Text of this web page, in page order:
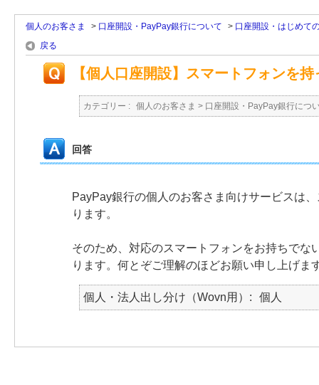
個人のお客さま > 口座開設・PayPay銀行について > 口座開設・はじめて
戻る
【個人口座開設】スマートフォンを
カテゴリー : 個人のお客さま > 口座開設・PayPay銀行につ
回答
PayPay銀行の個人のお客さま向けサービスは
ります。
そのため、対応のスマートフォンをお持ちで
ります。何とぞご理解のほどお願い申し上げま
個人・法人出し分け（Wovn用） 個人